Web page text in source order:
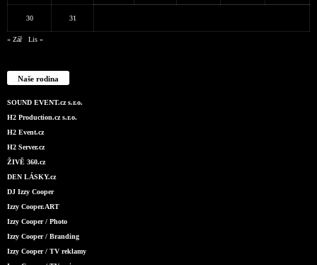
30 31
« Zář Lis »
Naše rodina
SOUND EVENT.cz s.r.o.
H2 Production.cz s.r.o.
H2 Event.cz
H2 Server.cz
ŽIVĚ 360.cz
DEN LÁSKY.cz
DJ Izzy Cooper
Izzy Cooper.ART
Izzy Cooper / Photo
Izzy Cooper / Branding
Izzy Cooper / TV reklamy